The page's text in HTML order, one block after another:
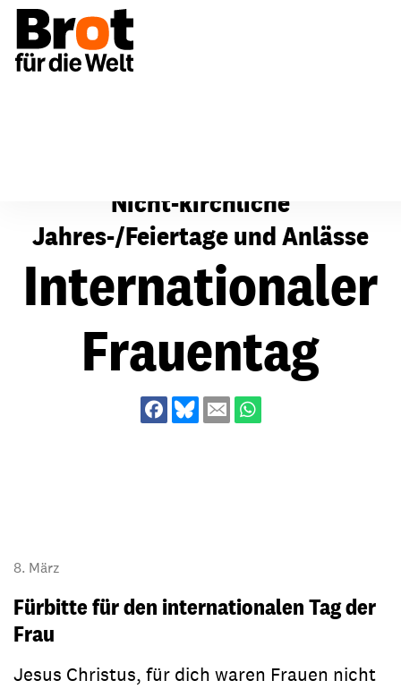
Nicht-kirchliche
Jahres-/Feiertage und Anlässe
Internationaler
Frauentag
8. März
Fürbitte für den internationalen Tag der
Frau
Jesus Christus, für dich waren Frauen nicht